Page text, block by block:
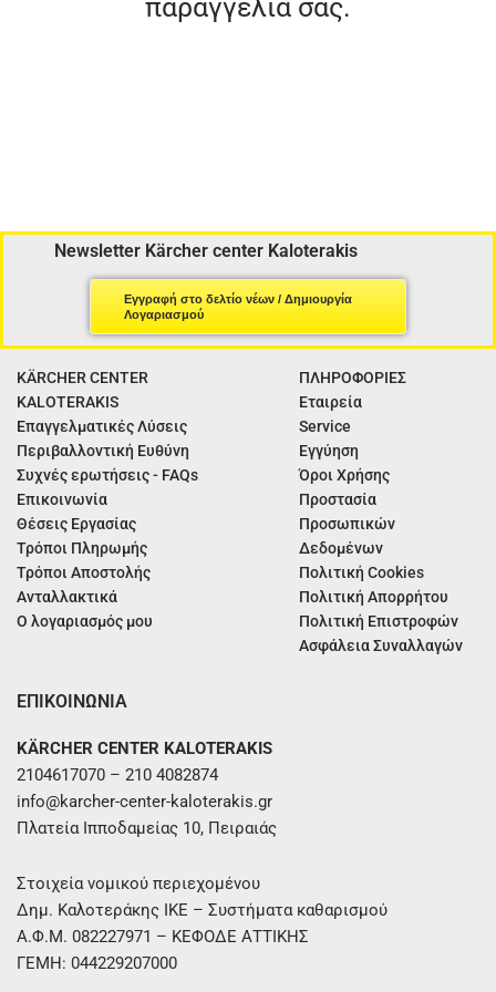
παραγγελία σας.
Newsletter Kärcher center Kaloterakis
Εγγραφή στο δελτίο νέων / Δημιουργία
Λογαριασμού
KÄRCHER CENTER
KALOTERAKIS
Επαγγελματικές Λύσεις
Περιβαλλοντική Ευθύνη
Συχνές ερωτήσεις - FAQs
Επικοινωνία
Θέσεις Εργασίας
Τρόποι Πληρωμής
Τρόποι Αποστολής
Ανταλλακτικά
Ο λογαριασμός μου
ΠΛΗΡΟΦΟΡΙΕΣ
Εταιρεία
Service
Εγγύηση
Όροι Χρήσης
Προστασία
Προσωπικών
Δεδομένων
Πολιτική Cookies
Πολιτική Απορρήτου
Πολιτική Επιστροφών
Ασφάλεια Συναλλαγών
ΕΠΙΚΟΙΝΩΝΙΑ
KÄRCHER CENTER KALOTERAKIS
2104617070 – 210 4082874
info@karcher-center-kaloterakis.gr
Πλατεία Ιπποδαμείας 10, Πειραιάς
Στοιχεία νομικού περιεχομένου
Δημ. Καλοτεράκης ΙΚΕ – Συστήματα καθαρισμού
Α.Φ.Μ. 082227971 – ΚΕΦΟΔΕ ΑΤΤΙΚΗΣ
ΓΕΜΗ: 044229207000